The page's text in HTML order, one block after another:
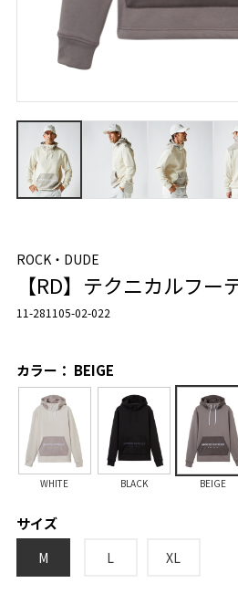
ROCK・DUDE
【RD】テクニカルフー
11-281105-02-022
カラー： BEIGE
WHITE BLACK BEIGE
サイズ
M L XL